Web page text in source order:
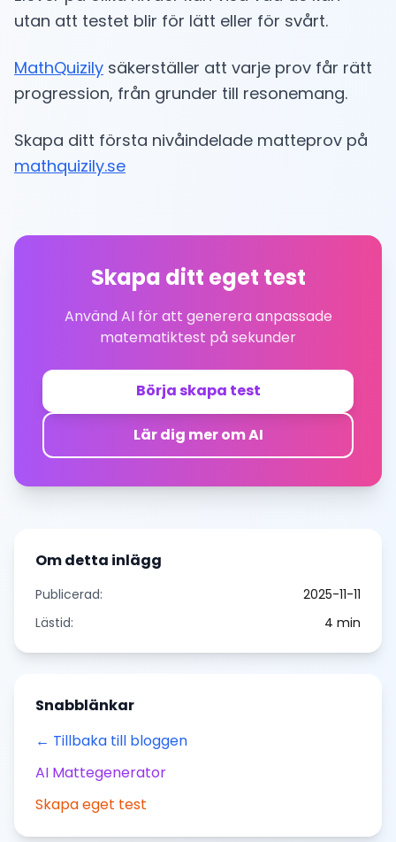
utan att testet blir för lätt eller för svårt.
MathQuizily säkerställer att varje prov får rätt
progression, från grunder till resonemang.
Skapa ditt första nivåindelade matteprov på
mathquizily.se
Skapa ditt eget test
Använd AI för att generera anpassade
matematiktest på sekunder
Börja skapa test
Lär dig mer om AI
Om detta inlägg
Publicerad:
2025-11-11
Lästid:
4 min
Snabblänkar
← Tillbaka till bloggen
AI Mattegenerator
Skapa eget test